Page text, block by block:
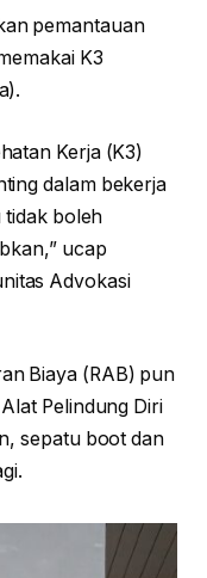
pemantauan
K3
Kerja (K3)
dalam bekerja
tidak boleh
ucap
Advokasi
Biaya (RAB) pun
Pelindung Diri
sepatu boot dan